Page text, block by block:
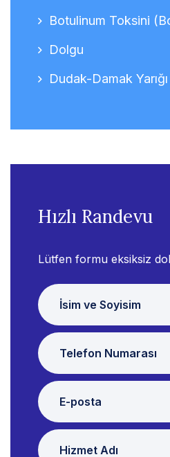
Botulinum Toksini
Dolgu
Dudak-Damak Yarığı
Hızlı Randevu
Lütfen formu eksiksiz